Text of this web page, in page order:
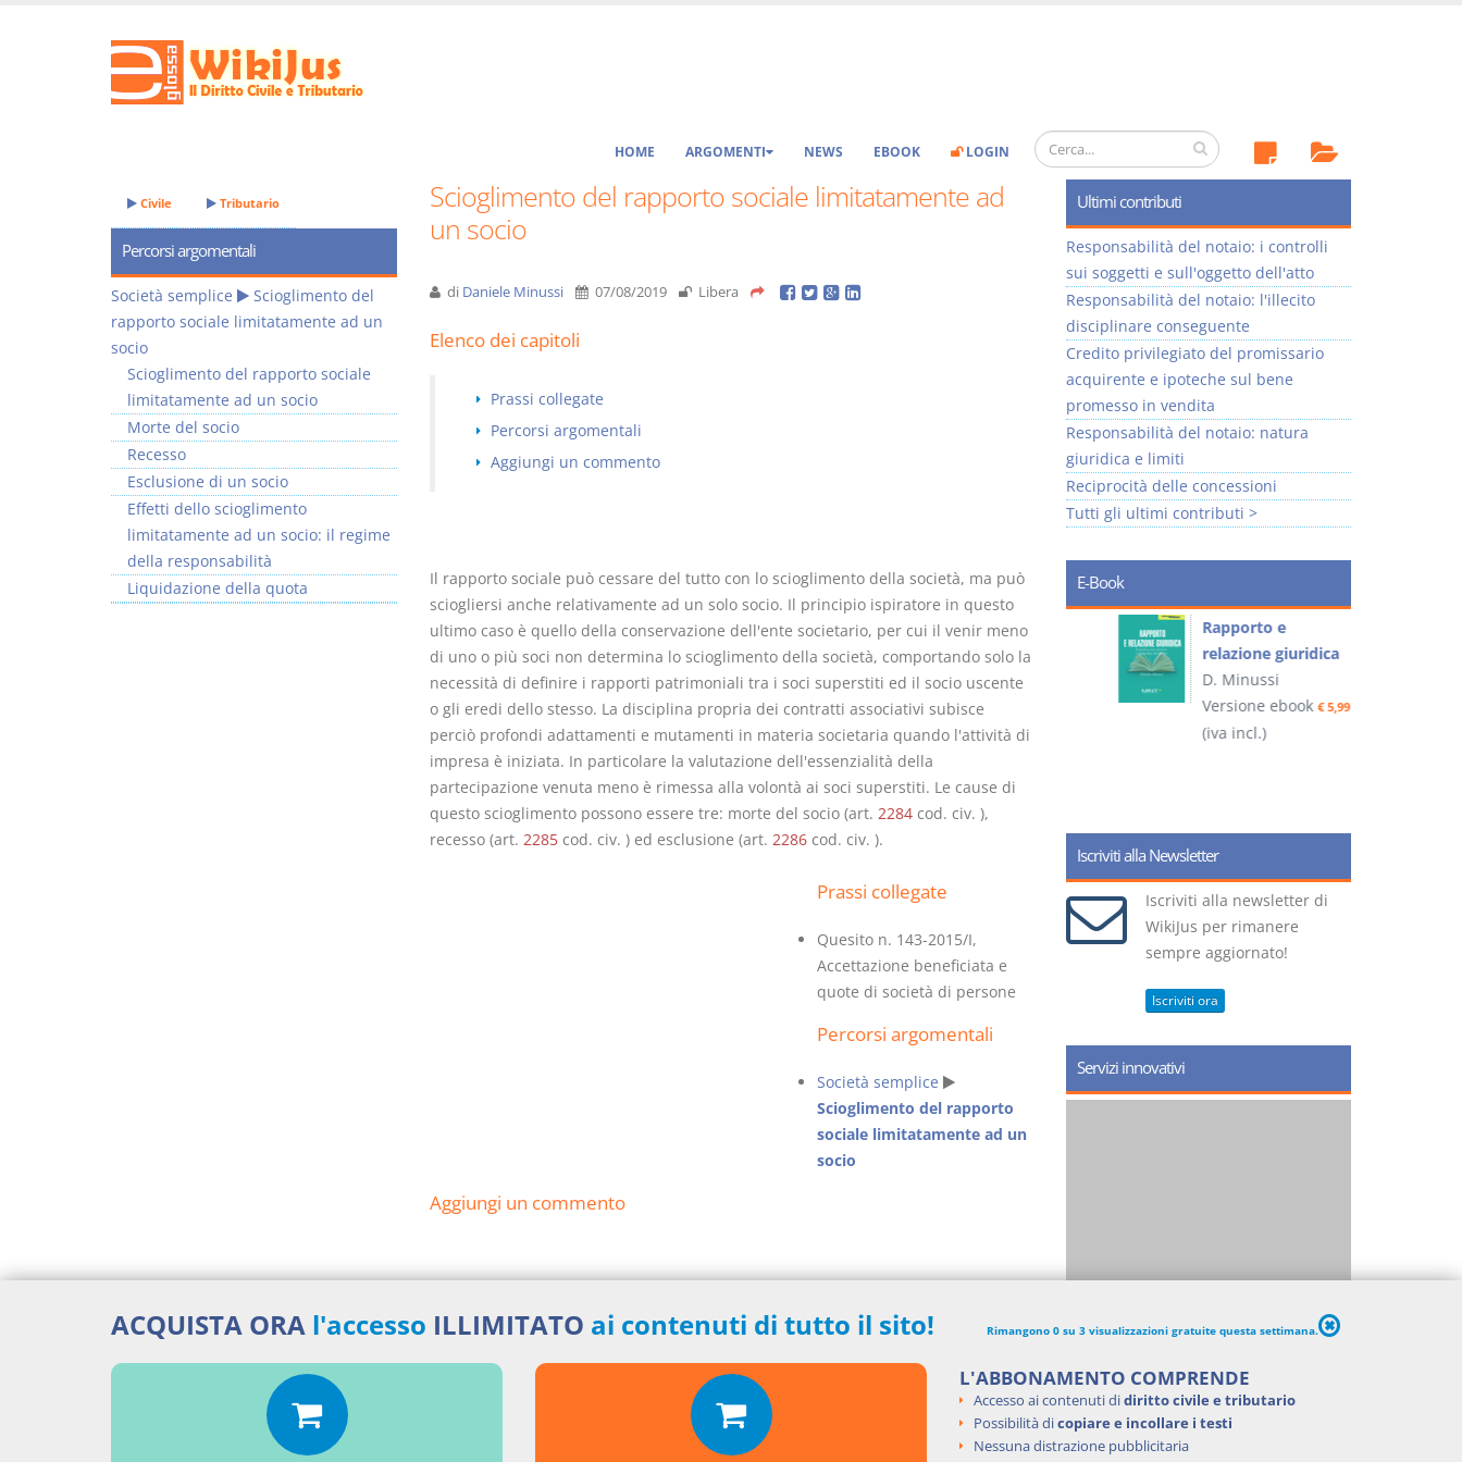
HOME ARGOMENTI NEWS EBOOK LOGIN
Scioglimento del rapporto sociale limitatamente ad
un socio
di Daniele Minussi 07/08/2019 Libera
Elenco dei capitoli
Prassi collegate
Percorsi argomentali
Aggiungi un commento
Il rapporto sociale può cessare del tutto con lo scioglimento della società, ma può
sciogliersi anche relativamente ad un solo socio. Il principio ispiratore in questo
ultimo caso è quello della conservazione dell'ente societario, per cui il venir meno
di uno o più soci non determina lo scioglimento della società, comportando solo la
necessità di definire i rapporti patrimoniali tra i soci superstiti ed il socio uscente
o gli eredi dello stesso. La disciplina propria dei contratti associativi subisce
perciò profondi adattamenti e mutamenti in materia societaria quando l'attività di
impresa è iniziata. In particolare la valutazione dell'essenzialità della
partecipazione venuta meno è rimessa alla volontà ai soci superstiti. Le cause di
questo scioglimento possono essere tre: morte del socio (art. 2284cod. civ. ),
recesso (art. 2285cod. civ. ) ed esclusione (art. 2286cod. civ. ).
Prassi collegate
Quesito n. 143-2015/I,
Accettazione beneficiata e
quote di società di persone
Percorsi argomentali
Società semplice
Scioglimento del rapporto
sociale limitatamente ad un
socio
Aggiungi un commento
Civile Tributario
Percorsi argomentali
Società semplice
Scioglimento del
rapporto sociale limitatamente ad un
socio
Scioglimento del rapporto sociale
limitatamente ad un socio
Morte del socio
Recesso
Esclusione di un socio
Effetti dello scioglimento
limitatamente ad un socio: il regime
della responsabilità
Liquidazione della quota
Ultimi contributi
Responsabilità del notaio: i controlli
sui soggetti e sull'oggetto dell'atto
Responsabilità del notaio: l'illecito
disciplinare conseguente
Credito privilegiato del promissario
acquirente e ipoteche sul bene
promesso in vendita
Responsabilità del notaio: natura
giuridica e limiti
Reciprocità delle concessioni
Tutti gli ultimi contributi >
E-Book
I Vincoli Preliminari
€ 4,19
Usufrutto Uso e
Abitazione
D. Minussi
Versione ebook€ 4,19
(iva incl.)
Prescrizione e
decadenza
D. Minussi
Versione ebook
(iva incl.)
Rapporto e
relazione giuridica
D. Minussi
Versione ebook€ 5,99
(iva incl.)
Iscriviti alla Newsletter
Iscriviti alla newsletter di
WikiJus per rimanere
sempre aggiornato!
Iscriviti ora
Servizi innovativi
ACQUISTA ORA l'accesso ILLIMITATO ai contenuti di tutto il sito! Rimangono 0 su 3 visualizzazioni gratuite questa settimana.
L'ABBONAMENTO COMPRENDE
Accesso ai contenuti didiritto civile e tributario
Possibilità dicopiare e incollare i testi
Nessuna distrazione pubblicitaria